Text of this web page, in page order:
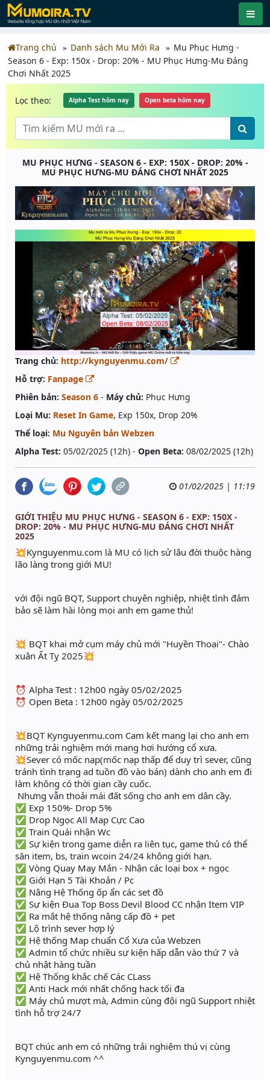
Trang chủ Danh sách Mu Mới Ra
Mu Phục Hưng -
Season 6 - Exp: 150x - Drop: 20% - MU Phục Hưng-Mu Đáng
Chơi Nhất 2025
Lọc theo: Alpha Test hôm nay Open beta hôm nay
MU PHỤC HƯNG - SEASON 6 - EXP: 150X - DROP: 20% -
MU PHỤC HƯNG-MU ĐÁNG CHƠI NHẤT 2025
Trang chủ: http://kynguyenmu.com/
Hỗ trợ: Fanpage
Phiên bản: Season 6 - Máy chủ: Phục Hưng
Loại Mu: Reset In Game, Exp 150x, Drop 20%
Thể loại: Mu Nguyên bản Webzen
Alpha Test: 05/02/2025 (12h) - Open Beta: 08/02/2025 (12h)
01/02/2025 | 11:19
GIỚI THIỆU MU PHỤC HƯNG - SEASON 6 - EXP: 150X -
DROP: 20% - MU PHỤC HƯNG-MU ĐÁNG CHƠI NHẤT
2025
💥Kynguyenmu.com là MU có lịch sử lâu đời thuộc hàng
lão làng trong giới MU!
với đội ngũ BQT, Support chuyên nghiệp, nhiệt tình đảm
bảo sẽ làm hài lòng mọi anh em game thủ!
💥 BQT khai mở cụm máy chủ mới "Huyền Thoại"- Chào
xuân Ất Tỵ 2025💥
⏰ Alpha Test : 12h00 ngày 05/02/2025
⏰ Open Beta : 12h00 ngày 05/02/2025
💥BQT Kynguyenmu.com Cam kết mang lại cho anh em
những trải nghiệm mới mang hơi hướng cổ xưa.
💥Sever có mốc nạp(mốc nạp thấp để duy trì sever, cũng
tránh tình trạng ad tuồn đồ vào bán) dành cho anh em đi
làm không có thời gian cầy cuốc.
Nhưng vẫn thoải mái đất sống cho anh em dân cầy.
✅ Exp 150%- Drop 5%
✅ Drop Ngọc All Map Cực Cao
✅ Train Quái nhận Wc
✅ Sự kiện trong game diễn ra liên tục, game thủ có thể
săn item, bs, train wcoin 24/24 không giới hạn.
✅ Vòng Quay May Mắn - Nhận các loại box + ngọc
✅ Giới Hạn 5 Tài Khoản / Pc
✅ Nâng Hệ Thống ốp ẩn các set đồ
✅ Sự kiện Đua Top Boss Devil Blood CC nhận Item VIP
✅ Ra mắt hệ thống nâng cấp đồ + pet
✅ Lộ trình sever hợp lý
✅ Hệ thống Map chuẩn Cổ Xưa của Webzen
✅ Admin tổ chức nhiều sự kiện hấp dẫn vào thứ 7 và
chủ nhật hàng tuần
✅ Hệ Thống khắc chế Các CLass
✅ Anti Hack mới nhất chống hack tối đa
✅ Máy chủ mượt mà, Admin cùng đội ngũ Support nhiệt
tình hỗ trợ 24/7
BQT chúc anh em có những trải nghiệm thú vị cùng
Kynguyenmu.com ^^